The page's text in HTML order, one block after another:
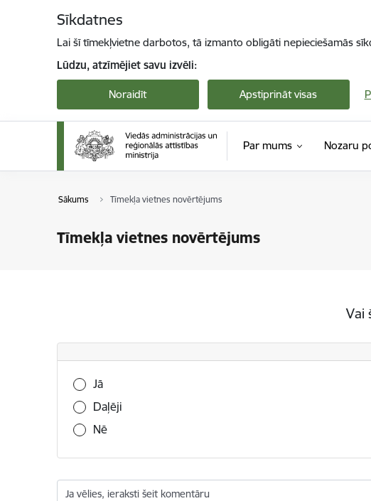
Sīkdatnes
Lai šī tīmekļvietne darbotos, tā izmanto obligāti nepieciešamās
Lūdzu, atzīmējiet savu izvēli:
Noraidīt Apstiprināt visas
Par mums Nozaru
Sākums Tīmekļa vietnes novērtējums
Tīmekļa vietnes novērtējums
Vai
Vai šī informācija bija noderīga?
Jā
Daļēji
Nē
Ja vēlies, ieraksti šeit komentāru